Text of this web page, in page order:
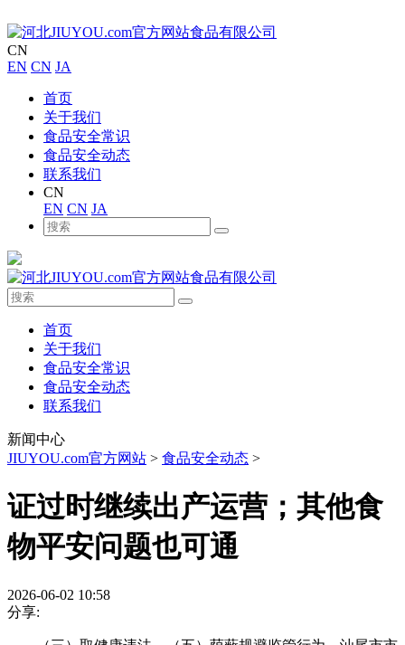
CN
EN CN JA
首页
关于我们
食品安全常识
食品安全动态
联系我们
CN
EN CN JA
首页
关于我们
食品安全常识
食品安全动态
联系我们
新闻中心
JIUYOU.com官方网站 > 食品安全动态 >
证过时继续出产运营；其他食
物平安问题也可通
2026-06-02 10:58
分享: